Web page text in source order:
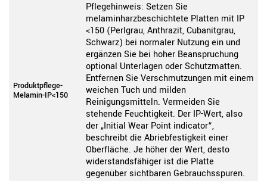
Produktpflege-
Melamin-IP<150
Pflegehinweis: Setzen Sie
melaminharzbeschichtete Platten mit IP
<150 (Perlgrau, Anthrazit, Cubanitgrau,
Schwarz) bei normaler Nutzung ein und
ergänzen Sie bei hoher Beanspruchung
optional Unterlagen oder Schutzmatten.
Entfernen Sie Verschmutzungen mit einem
weichen Tuch und milden
Reinigungsmitteln. Vermeiden Sie
stehende Feuchtigkeit. Der IP-Wert, also
der „Initial Wear Point indicator“,
beschreibt die Abriebfestigkeit einer
Oberfläche. Je höher der Wert, desto
widerstandsfähiger ist die Platte
gegenüber sichtbaren Gebrauchsspuren.